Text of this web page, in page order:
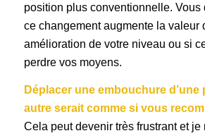
position plus conventionnelle. Vous
ce changement augmente la valeur
amélioration de votre niveau ou si
perdre vos moyens.
Déplacer une embouchure d’une
autre serait comme si vous
Cela peut devenir très frustrant et je